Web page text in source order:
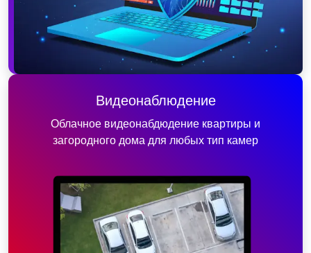
Видеонаблюдение
Облачное видеонабдюдение квартиры и
загородного дома для любых тип камер